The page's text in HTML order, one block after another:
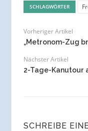
SCHLAGWÖRTER
Vorheriger Artikel
„Metronom-Zug
Nächster Artikel
2-Tage-Kanutour
SCHREIBE